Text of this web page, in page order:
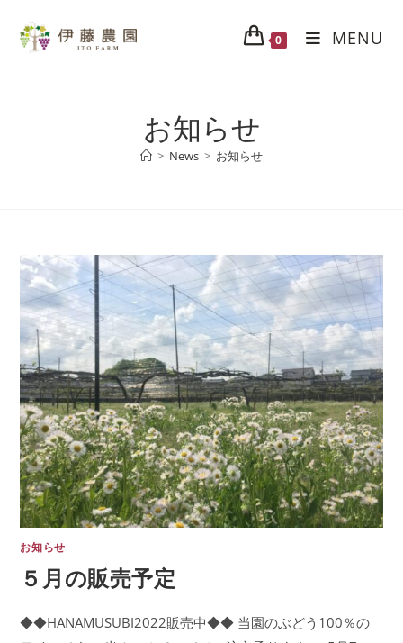
0 MENU
お知らせ
> News > お知らせ
お知らせ
５月の販売予定
◆◆HANAMUSUBI2022販売中◆◆ ​当園のぶどう100％の